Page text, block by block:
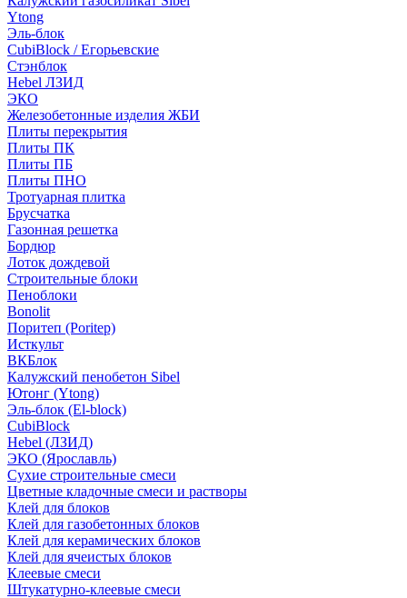
Ytong
Эль-блок
CubiBlock / Егорьевские
Стэнблок
Hebel ЛЗИД
ЭКО
Железобетонные изделия ЖБИ
Плиты перекрытия
Плиты ПК
Плиты ПБ
Плиты ПНО
Тротуарная плитка
Брусчатка
Газонная решетка
Бордюр
Лоток дождевой
Строительные блоки
Пеноблоки
Bonolit
Поритеп (Poritep)
Исткульт
ВКБлок
Калужский пенобетон Sibel
Ютонг (Ytong)
Эль-блок (El-block)
CubiBlock
Hebel (ЛЗИД)
ЭКО (Ярославль)
Сухие строительные смеси
Цветные кладочные смеси и растворы
Клей для блоков
Клей для газобетонных блоков
Клей для керамических блоков
Клей для ячеистых блоков
Клеевые смеси
Штукатурно-клеевые смеси